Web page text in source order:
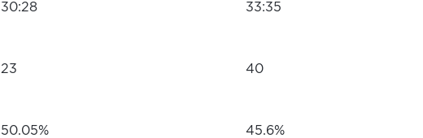
30:28 33:35
23 40
50.05% 45.6%